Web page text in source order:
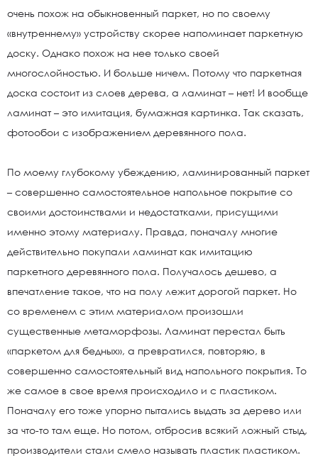
очень похож на обыкновенный паркет, но по своему
«внутреннему» устройству скорее напоминает паркетную
доску. Однако похож на нее только своей
многослойностью. И больше ничем. Потому что паркетная
доска состоит из слоев дерева, а ламинат – нет! И вообще
ламинат – это имитация, бумажная картинка. Так сказать,
фотообои с изображением деревянного пола.
По моему глубокому убеждению, ламинированный паркет
– совершенно самостоятельное напольное покрытие со
своими достоинствами и недостатками, присущими
именно этому материалу. Правда, поначалу многие
действительно покупали ламинат как имитацию
паркетного деревянного пола. Получалось дешево, а
впечатление такое, что на полу лежит дорогой паркет. Но
со временем с этим материалом произошли
существенные метаморфозы. Ламинат перестал быть
«паркетом для бедных», а превратился, повторяю, в
совершенно самостоятельный вид напольного покрытия. То
же самое в свое время происходило и с пластиком.
Поначалу его тоже упорно пытались выдать за дерево или
за что-то там еще. Но потом, отбросив всякий ложный стыд,
производители стали смело называть пластик пластиком.